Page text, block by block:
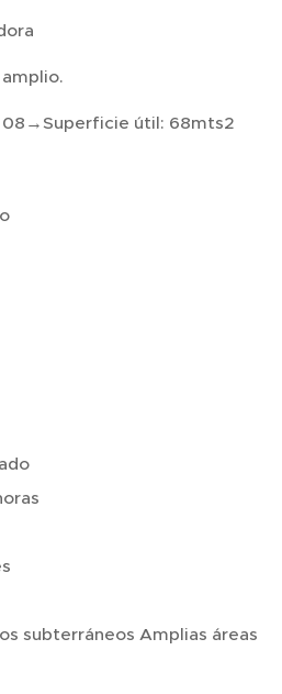
08→Superficie útil: 68mts2
subterráneos Amplias áreas